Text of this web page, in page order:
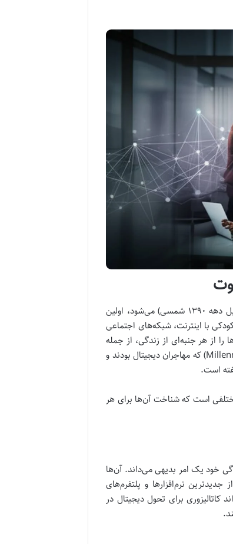
نسل زد، که اغلب شامل متولدین بین سال‌های ۱۹۹۷ تا ۲۰۱۲ (اواسط دهه ۱۳۷۰ تا اوایل دهه ۱۳۹۰ شمسی) می‌شود، اولین
با اینترنت، شبکه‌های اجتماعی
از هر جنبه‌ای از زندگی، از جمله
محیط کار، شکل داده است. تمایز این نسل از نسل‌های پیشین، به‌ویژه نسل هزاره (Millennials) که مهاجران دیجیتال بودند و
است.
است که شناخت آن‌ها برای هر
خود یک امر بدیهی می‌داند. آن‌ها
نرم‌افزارها و پلتفرم‌های
کاتالیزوری برای تحول دیجیتال در